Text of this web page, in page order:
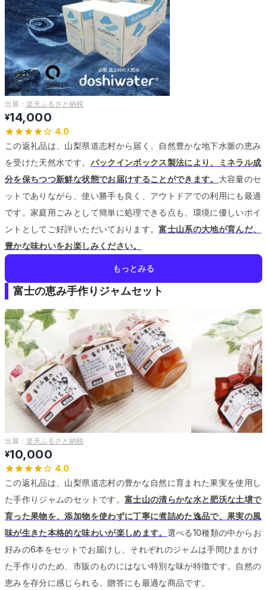
出展： 楽天ふるさと納税
¥14,000
4.0
この返礼品は、山梨県道志村から届く、自然豊かな地下水脈の恵み
を受けた天然水です。 バックインボックス製法により、ミネラル成
分を保ちつつ新鮮な状態でお届けすることができます。 大容量のセ
ットでありながら、使い勝手も良く、アウトドアでの利用にも最適
です。家庭用ごみとして簡単に処理できる点も、環境に優しいポイ
ントとしてご好評いただいております。富士山系の大地が育んだ、
豊かな味わいをお楽しみください。
もっとみる
富士の恵み手作りジャムセット
出展： 楽天ふるさと納税
¥10,000
4.0
この返礼品は、山梨県道志村の豊かな自然に育まれた果実を使用し
た手作りジャムのセットです。 富士山の清らかな水と肥沃な土壌で
育った果物を、添加物を使わずに丁寧に煮詰めた逸品で、果実の風
味が生きた本格的な味わいが楽しめます。 選べる10種類の中からお
好みの6本をセットでお届けし、それぞれのジャムは手間ひまかけ
た手作りのため、市販のものにはない特別な味が特徴です。 自然の
恵みを存分に感じられる、贈答にも最適な商品です。